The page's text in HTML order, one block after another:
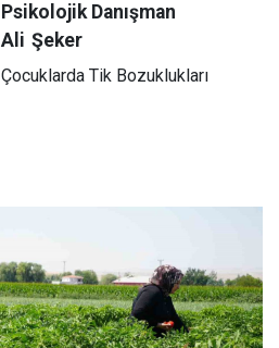
Psikolojik Danışman
Ali Şeker
Çocuklarda Tik Bozuklukları